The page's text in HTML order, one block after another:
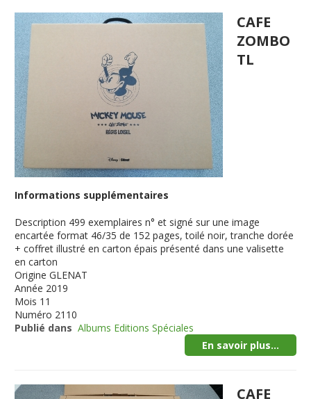
CAFE
ZOMBO
TL
Informations supplémentaires
Description 499 exemplaires n° et signé sur une image
encartée format 46/35 de 152 pages, toilé noir, tranche dorée
+ coffret illustré en carton épais présenté dans une valisette
en carton
Origine GLENAT
Année 2019
Mois 11
Numéro 2110
Publié dans Albums Editions Spéciales
En savoir plus...
CAFE